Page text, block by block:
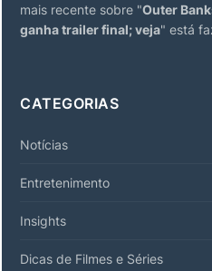
mais recente sobre "Outer
ganha trailer final; veja" está
CATEGORIAS
Notícias
Entretenimento
Insights
Dicas de Filmes e Séries